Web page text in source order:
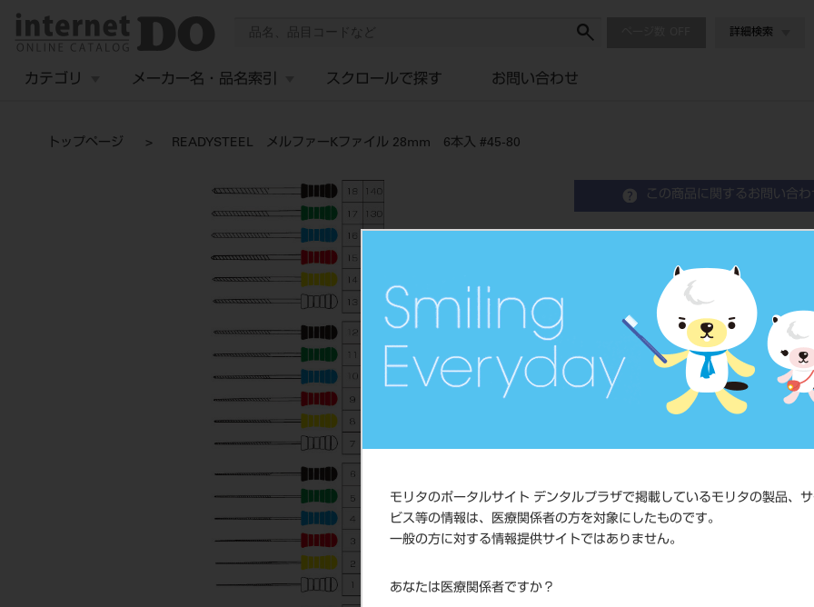
モリタのポータルサイト デンタルプラザで掲載しているモリタの製品、
ビス等の情報は、医療関係者の方を対象にしたものです。
一般の方に対する情報提供サイトではありません。
あなたは医療関係者ですか？
詳細検索
カテゴリ メーカー名・品名索引 スクロールで探す お問い合わせ
トップページ READYSTEEL メルファーKファイル 28mm 6本入 #45-80
この商品に関するお問い合わ
Micro Dia Files
品目コード
JAN/EANコード
い。